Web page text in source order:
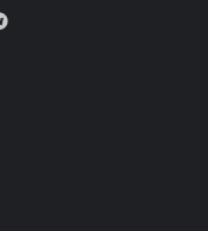
Telegram